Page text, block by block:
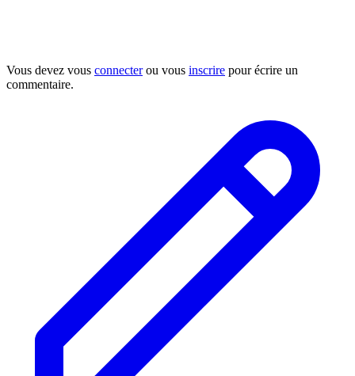
Vous devez vous connecterou vous inscrire pour écrire un
commentaire.